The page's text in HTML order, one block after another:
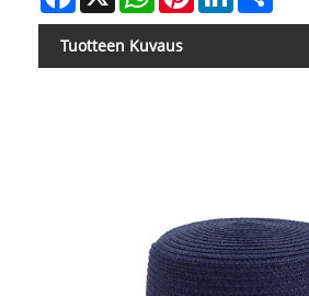
Tuotteen Kuvaus